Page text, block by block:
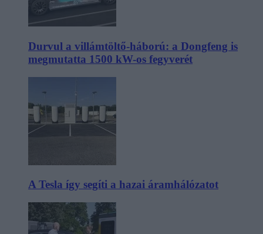
Durvul a villámtöltő-háború: a Dongfeng is
megmutatta 1500 kW-os fegyverét
A Tesla így segíti a hazai áramhálózatot